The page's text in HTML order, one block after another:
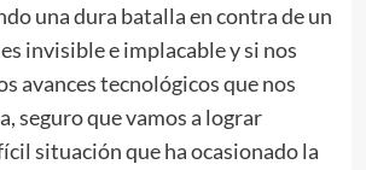
una dura batalla en contra de un
invisible e implacable y si nos
avances tecnológicos que nos
seguro que vamos a lograr
situación que ha ocasionado la